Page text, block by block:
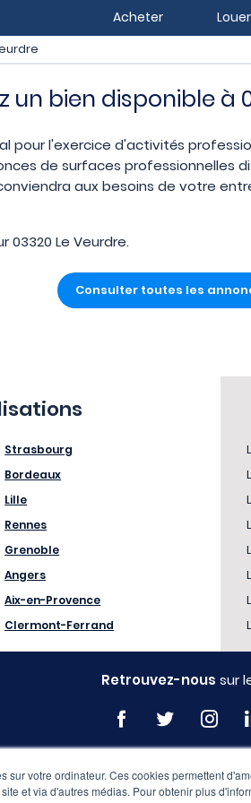
sur votre ordinateur. Ces cookies permettent
et via d'autres médias. Pour obtenir plus
Acheter Louer
un bien disponible à
pour l'exercice d'activités
de surfaces professionnelles
aux besoins de votre
03320 Le Veurdre.
Consulter toutes les
Strasbourg
Bordeaux
Lille
Rennes
Grenoble
Angers
Aix-en-Provence
Clermont-Ferrand
Retrouvez-nous sur